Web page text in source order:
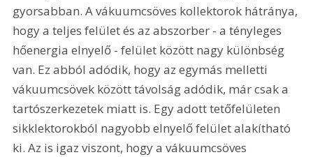
gyorsabban. A vákuumcsöves kollektorok hátránya,
hogy a teljes felület és az abszorber - a tényleges
hőenergia elnyelő - felület között nagy különbség
van. Ez abból adódik, hogy az egymás melletti
vákuumcsövek között távolság adódik, már csak a
tartószerkezetek miatt is. Egy adott tetőfelületen
sikklektorokból nagyobb elnyelő felület alakítható
ki. Az is igaz viszont, hogy a vákuumcsöves